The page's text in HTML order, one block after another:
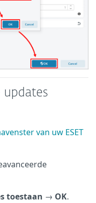
updates
van uw ESET
toestaan → OK.